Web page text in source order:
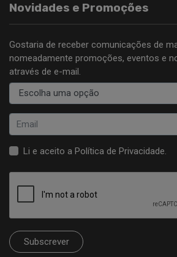
Novidades e Promoções
Gostaria de receber comunicações de
nomeadamente promoções, eventos e
através de e-mail.
Li e aceito a Política de Privacidade
Subscrever